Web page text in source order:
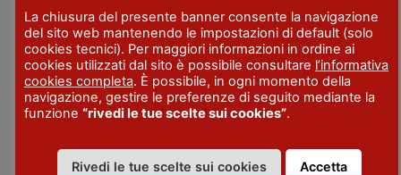
BIGLIETTO INTERO
12 Euro al giorno
GRATUITÀ
Descritte sul sito ufficiale
Online 10 euro
La chiusura del presente banner consente la navigazione
del sito web mantenendo le impostazioni di default (solo
cookies tecnici). Per maggiori informazioni in ordine ai
cookies utilizzati dal sito è possibile consultare l’informativa
cookies completa. È possibile, in ogni momento della
navigazione, gestire le preferenze di seguito mediante la
funzione “rivedi le tue scelte sui cookies”.
Rivedi le tue scelte sui cookies Accetta